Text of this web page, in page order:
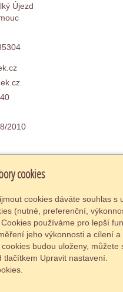
Újezd
2010
VÁM HLEDAT V
HELIOS RED?
INDIVIDUÁLNÍ
VOLEJTE
640.
cookies
cookies dáváte souhlas s
(nutné, preferenční,
používáme pro lepší
jeho výkonnosti a cílení a
budou uloženy, můžete
tlačítkem Upravit nastavení.